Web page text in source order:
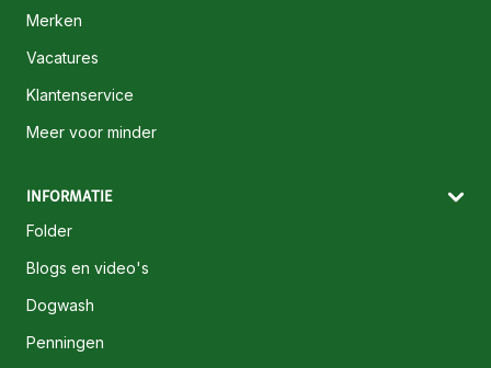
Merken
Vacatures
Klantenservice
Meer voor minder
INFORMATIE
Folder
Blogs en video's
Dogwash
Penningen